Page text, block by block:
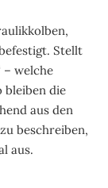
Stellt
– welche
bleiben die
aus den
beschreiben,
aus.